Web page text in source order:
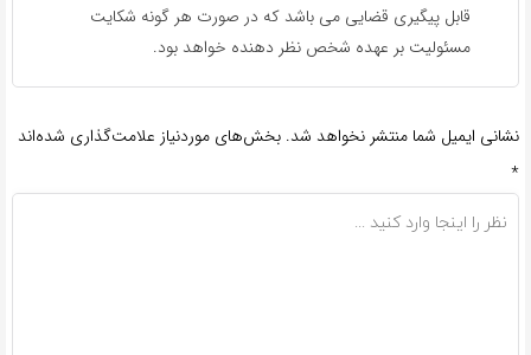
قابل پیگیری قضایی می باشد که در صورت هر گونه شکایت
مسئولیت بر عهده شخص نظر دهنده خواهد بود.
نشانی ایمیل شما منتشر نخواهد شد. بخش‌های موردنیاز علامت‌گذاری شده‌اند
*